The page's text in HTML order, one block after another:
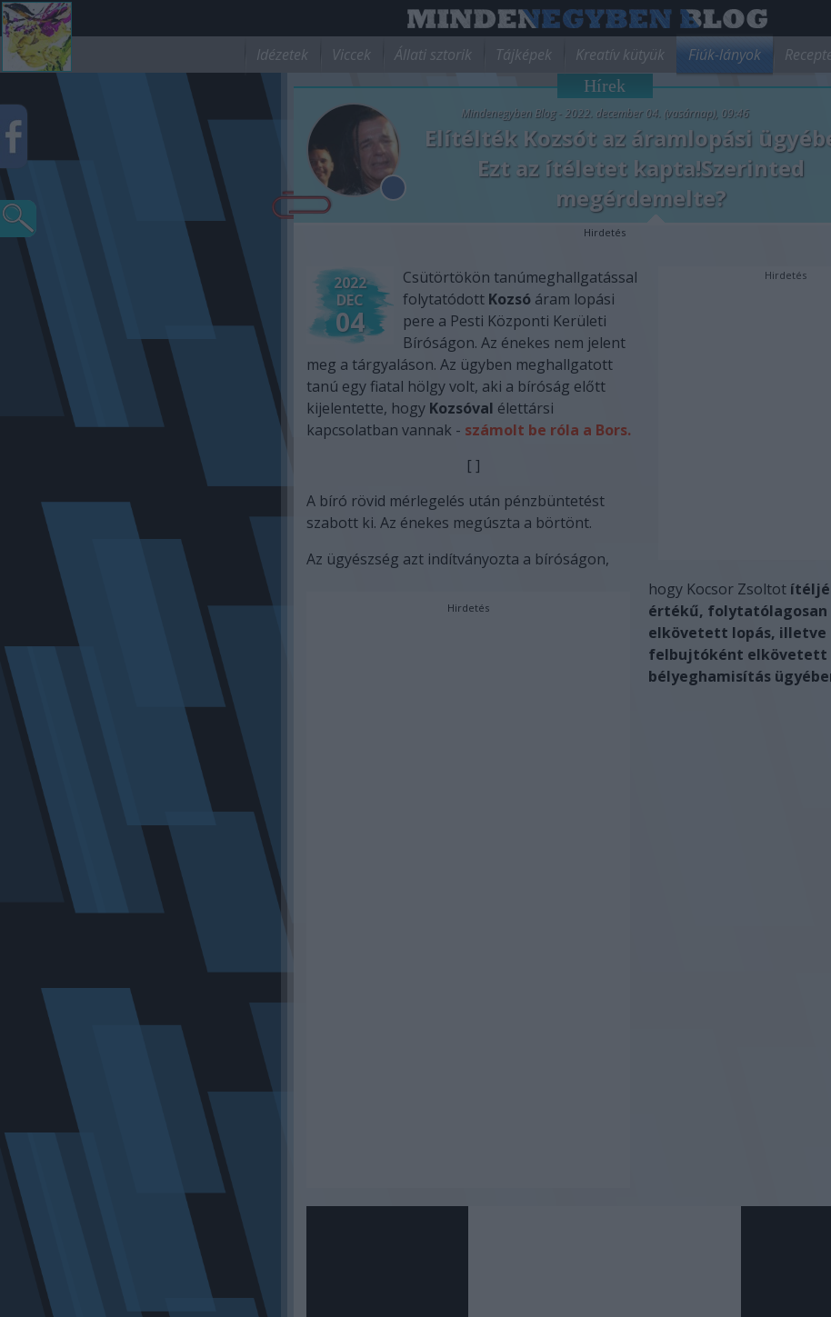
Idézetek Viccek Állati sztorik Tájképek Kreatív kütyük Fiúk-lányok
Hírek
Mindenegyben Blog - 2022. december 04. (vasárnap), 09:46
Elítélték Kozsót az áramlopási
Ezt az ítéletet kapta!Szerinted
megérdemelte?
Hirdetés
Hirdetés
2022
DEC
04
Csütörtökön tanúmeghallgatással
folytatódott Kozsó áram lopási
pere a Pesti Központi Kerületi
Bíróságon. Az énekes nem jelent
meg a tárgyaláson. Az ügyben meghallgatott
tanú egy fiatal hölgy volt, aki a bíróság előtt
kijelentette, hogy Kozsóval élettársi
kapcsolatban vannak - számolt be róla a Bors.
Hirdetés
[ ]
A bíró rövid mérlegelés után pénzbüntetést
szabott ki. Az énekes megúszta a börtönt.
Az ügyészség azt indítványozta a bíróságon,
hogy Kocsor Zsoltot
értékű, folytatólagosan
elkövetett lopás, illetve
felbujtóként elkövetett
bélyeghamisítás